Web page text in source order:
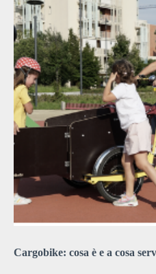
Cargobike: cosa è e a cosa